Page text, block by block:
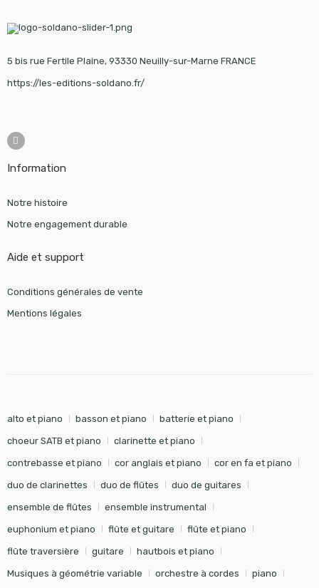
5 bis rue Fertile Plaine, 93330 Neuilly-sur-Marne FRANCE
https://les-editions-soldano.fr/
Information
Notre histoire
Notre engagement durable
Aide et support
Conditions générales de vente
Mentions légales
alto et piano basson et piano batterie et piano
choeur SATB et piano clarinette et piano
contrebasse et piano cor anglais et piano cor en fa et piano
duo de clarinettes duo de flûtes duo de guitares
ensemble de flûtes ensemble instrumental
euphonium et piano flûte et guitare flûte et piano
flûte traversière guitare hautbois et piano
Musiques à géométrie variable orchestre à cordes piano